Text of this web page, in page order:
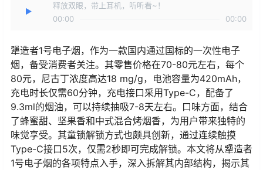
释放双眼，带上耳机，听听看~！
00:00
00:00
犟造者1号电子烟，作为一款国内通过国标的一次性电子
烟，备受消费者关注。其零售价格在70-80元左右，每个
80元，尼古丁浓度高达18 mg/g，电池容量为420mAh，
充电时长仅需60分钟，充电接口采用Type-C，配备了
9.3ml的烟油，可以持续抽吸7-8天左右。口味方面，结合
了蜂蜜甜、坚果香和中式混合烤烟香，为用户带来独特的
味觉享受。其童锁解锁方式也颇具创新，通过连续触摸
Type-C接口5次，仅需2秒即可完成解锁。本文将从犟造者
1号电子烟的各项特点入手，深入拆解其内部结构，揭示其